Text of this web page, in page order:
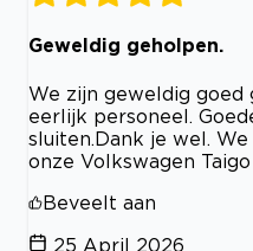
Geweldig geholpen.
We zijn geweldig goed
eerlijk personeel.
sluiten.Dank je wel.
onze Volkswagen Taigo
Beveelt aan
25 April 2026